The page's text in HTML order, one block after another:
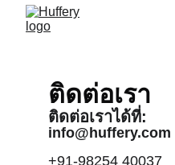
ติดต่อเรา
ติดต่อเราได้ที่:
info@huffery.com
+91-98254 40037